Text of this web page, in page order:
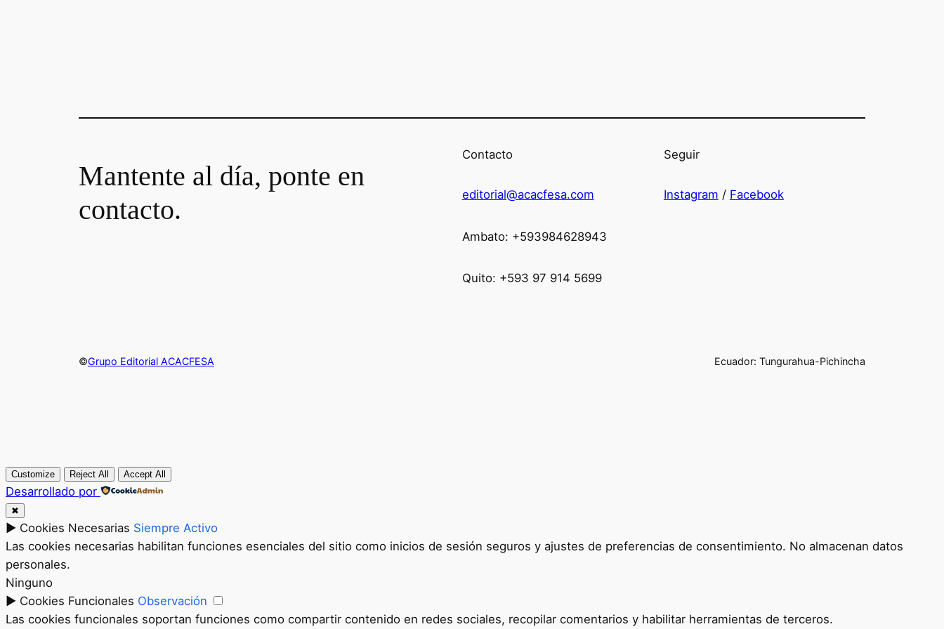
Mantente al día, ponte en
contacto.
Contacto
editorial@acacfesa.com
Ambato: +593984628943
Quito: +593 97 914 5699
Seguir
Instagram / Facebook
©Grupo Editorial ACACFESA Ecuador: Tungurahua-Pichincha
Customize Reject All Accept All
Desarrollado por
✖
► Cookies Necesarias Siempre Activo
Las cookies necesarias habilitan funciones esenciales del sitio como inicios de sesión seguros y ajustes de preferencias de consentimiento. No almacenan datos
personales.
Ninguno
► Cookies Funcionales Observación
Las cookies funcionales soportan funciones como compartir contenido en redes sociales, recopilar comentarios y habilitar herramientas de terceros.